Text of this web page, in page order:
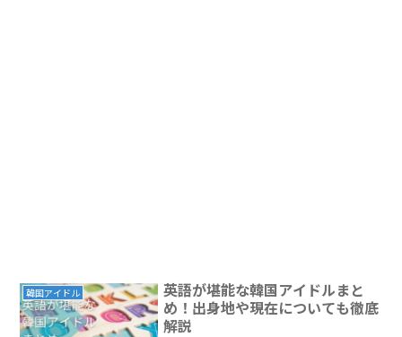
韓国アイドル
英語が堪能な韓国アイドルまと
め！出身地や現在についても徹底
解説